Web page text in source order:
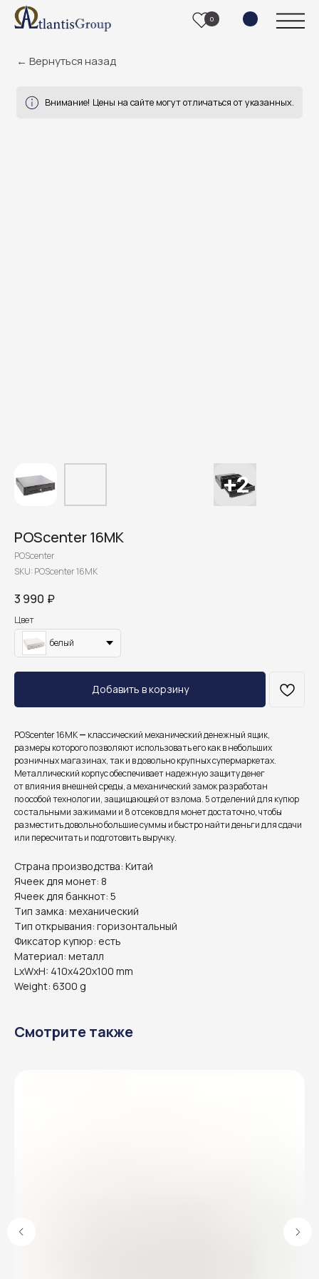
0
POScenter 16MK
POScenter
SKU: POScenter 16MK
3 990 ₽
Цвет
белый
Добавить в корзину
POScenter 16MK— классический механический денежный ящик,
размеры которого позволяют использовать его как в небольших
розничных магазинах, так и в довольно крупных супермаркетах.
Металлический корпус обеспечивает надежную защиту денег
от влияния внешней среды, а механический замок разработан
по особой технологии, защищающей от взлома. 5 отделений для купюр
со стальными зажимами и 8 отсеков для монет достаточно, чтобы
разместить довольно большие суммы и быстро найти деньги для сдачи
или пересчитать и подготовить выручку.
Страна производства: Китай
Ячеек для монет: 8
Ячеек для банкнот: 5
Тип замка: механический
Тип открывания: горизонтальный
Фиксатор купюр: есть
Материал: металл
LxWxH: 410x420x100 mm
Weight: 6300 g
Смотрите также